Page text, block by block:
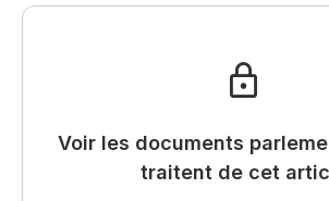
Voir les documents
traitent de cet